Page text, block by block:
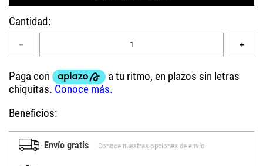
Cantidad
＋
－
Beneficios:
Envío gratis Conoce nuestras opciones de envío